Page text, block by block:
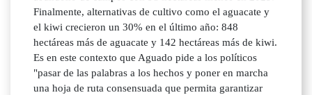
Finalmente, alternativas de cultivo como el aguacate y
el kiwi crecieron un 30% en el último año: 848
hectáreas más de aguacate y 142 hectáreas más de kiwi.
Es en este contexto que Aguado pide a los políticos
"pasar de las palabras a los hechos y poner en marcha
una hoja de ruta consensuada que permita garantizar